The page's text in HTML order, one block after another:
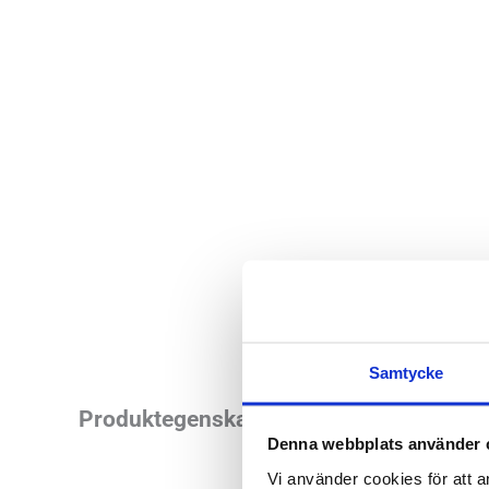
Samtycke
Denna webbplats använder
Vi använder cookies för att
Produktegenskaper
BLACKROLL
modellen men är